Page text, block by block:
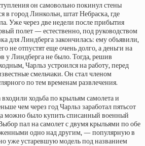
он самовольно покинул стены
в город Линкольн, штат Небраска, где
Уже через две недели после прибытия
полет — естественно, под руководством
для Линдберга закончилась: ему объявили,
не отпустят еще очень долго, а деньги на
у Линдберга не было. Тогда, решив
Чарльз устроился на работу, перед
смельчаки. Он стал членом
по тем временам развлечения.
ходьба по крыль­ям самолета и
чем через год Чарльз заработал пятьсот
можно было купить списанный военный
пал на самолет с двумя крыльями по обе
одно над другим, — популярную в
уже устаревшую модель под названием